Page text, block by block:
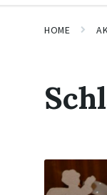
HOME
Mehr
erfahren